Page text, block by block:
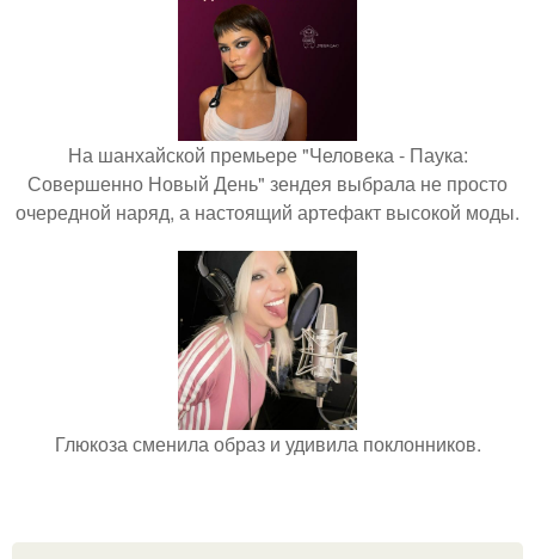
На шанхайской премьере "Человека - Паука:
Совершенно Новый День" зендея выбрала не просто
очередной наряд, а настоящий артефакт высокой моды.
Глюкоза сменила образ и удивила поклонников.